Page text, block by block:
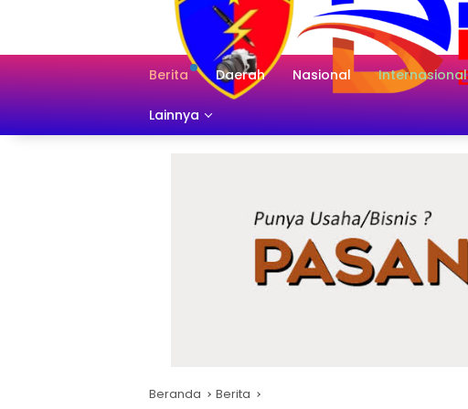
Berita Daerah Nasional Internasional
Lainnya
Beranda Berita